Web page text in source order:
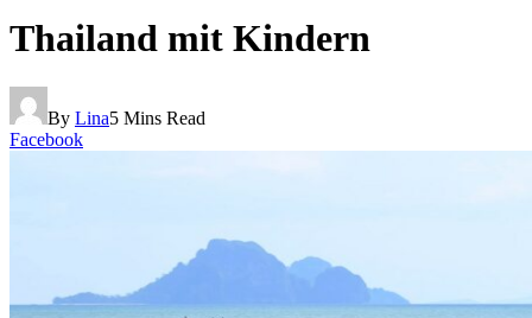
Thailand mit Kindern
By Lina5 Mins Read
Facebook